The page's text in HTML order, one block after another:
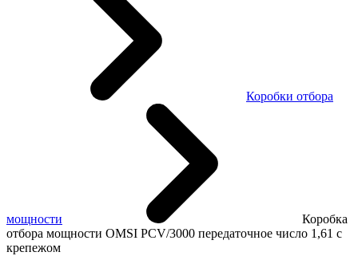
Коробки отбора
мощности
Коробка
отбора мощности OMSI PCV/3000 передаточное число 1,61 с
крепежом